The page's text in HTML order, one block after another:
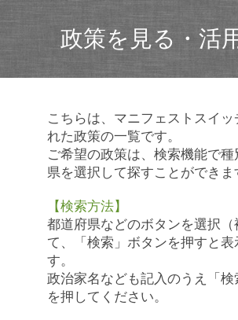
政策を見る・活
こちらは、マニフェストスイッ
れた政策の一覧です。
ご希望の政策は、検索機能で
県を選択して探すことができま
【検索方法】
都道府県などのボタンを選択（
て、「検索」ボタンを押すと表
す。
政治家名なども記入のうえ「検
を押してください。